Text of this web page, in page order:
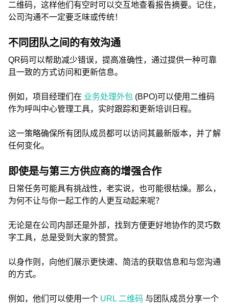
二维码，这样他们有空时可以交互地查看报告摘要。记住，
公司沟通不一定要乏味或传统！
不同团队之间的有效沟通
QR码可以帮助减少错误，提高准确性，通过提供一种可靠
且一致的方式访问和更新信息。
例如，项目经理们在 业务处理外包 (BPO)可以使用二维码
作为呼叫中心管理工具，实时跟踪和更新培训日程。
这一策略确保所有团队成员都可以访问其最新版本，并了解
任何变化。
即使是与第三方供应商的增强合作
日常任务可能具有挑战性，老实说，也可能很枯燥。那么，
为何不让与你一起工作的人更互动起来呢？
无论是在公司内部还是外部，找到方便更好地协作的灵巧数
字工具，总是受到大家的赞赏。
以身作则，向他们展示更快速、简洁的获取信息和与您沟通
的方式。
例如，他们可以使用一个 URL 二维码 与团队成员分享一个